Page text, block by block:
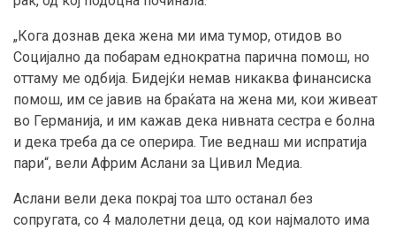
„Кога дознав дека жена ми има тумор, отидов во
Социјално да побарам еднократна парична помош, но
оттаму ме одбија. Бидејќи немав никаква финансиска
помош, им се јавив на браќата на жена ми, кои живеат
во Германија, и им кажав дека нивната сестра е болна
и дека треба да се оперира. Тие веднаш ми испратија
пари“, вели Африм Аслани за Цивил Медиа.
Аслани вели дека покрај тоа што останал без
сопругата, со 4 малолетни деца, од кои најмалото има